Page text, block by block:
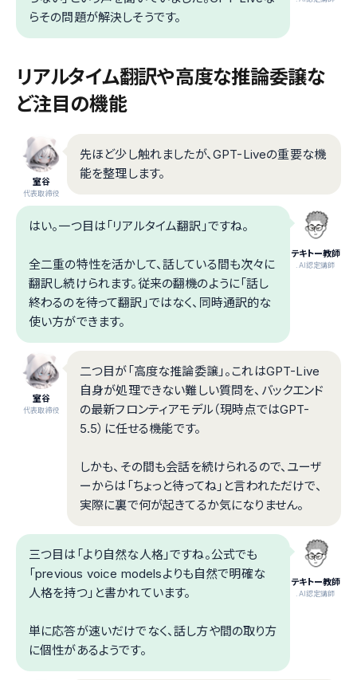
らその問題が解決しそうです。
リアルタイム翻訳や高度な推論委譲な
ど注目の機能
室谷
代表取締役
先ほど少し触れましたが、GPT-Liveの重要な機
能を整理します。
テキトー教師
.AI認定講師
はい。一つ目は「リアルタイム翻訳」ですね。
全二重の特性を活かして、話している間も次々に
翻訳し続けられます。従来の翻機のように「話し
終わるのを待って翻訳」ではなく、同時通訳的な
使い方ができます。
室谷
代表取締役
二つ目が「高度な推論委譲」。これはGPT-Live
自身が処理できない難しい質問を、バックエンド
の最新フロンティアモデル（現時点ではGPT-
5.5）に任せる機能です。
しかも、その間も会話を続けられるので、ユーザ
ーからは「ちょっと待ってね」と言われただけで、
実際に裏で何が起きてるか気になりません。
テキトー教師
.AI認定講師
三つ目は「より自然な人格」ですね。公式でも
「previous voice modelsよりも自然で明確な
人格を持つ」と書かれています。
単に応答が速いだけでなく、話し方や間の取り方
に個性があるようです。